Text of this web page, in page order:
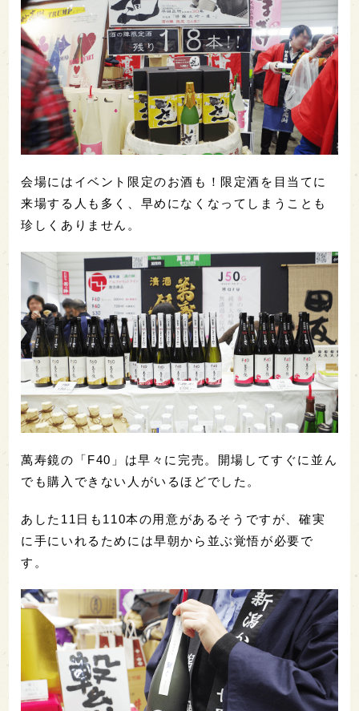
会場にはイベント限定のお酒も！限定酒を目当てに
来場する人も多く、早めになくなってしまうことも
珍しくありません。
萬寿鏡の「F40」は早々に完売。開場してすぐに並ん
でも購入できない人がいるほどでした。
あした11日も110本の用意があるそうですが、確実
に手にいれるためには早朝から並ぶ覚悟が必要で
す。